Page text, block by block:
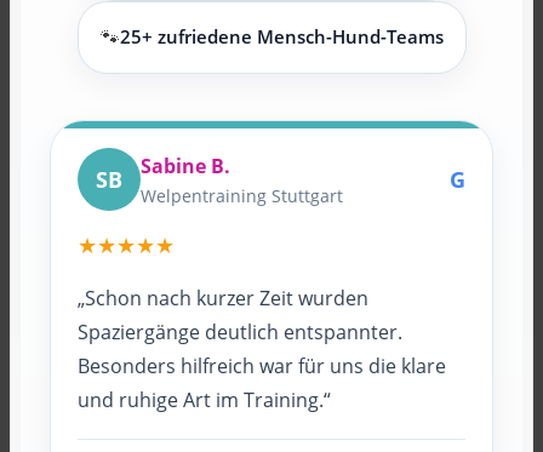
🐾25+ zufriedene Mensch-Hund-Teams
SB Sabine B.
Welpentraining Stuttgart
G
★★★★★
„Schon nach kurzer Zeit wurden
Spaziergänge deutlich entspannter.
Besonders hilfreich war für uns die klare
und ruhige Art im Training.“